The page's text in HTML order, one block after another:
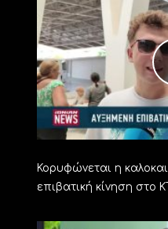
Κορυφώνεται η
επιβατική κίνηση στο